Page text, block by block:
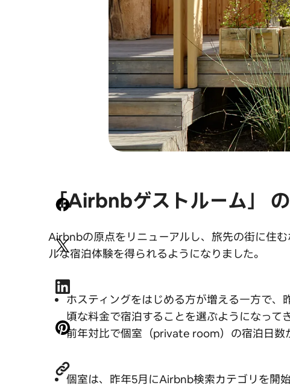
「Airbnbゲストルーム」
Airbnbの原点をリニューアルし、旅先の街に住
ルな宿泊体験を得られるようになりました。
ホスティングをはじめる方が増える一方で
頃な料金で宿泊することを選ぶようになって
前年対比で個室（private room）の宿泊日数
個室は、昨年5月にAirbnb検索カテゴリを開